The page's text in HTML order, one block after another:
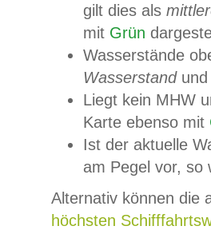
gilt dies als
mit Grün
Wasserstände
Wasserstandund
Liegt kein MHW
Karte ebenso mit
Ist der aktuelle
am Pegel vor,
Alternativ können die
höchsten